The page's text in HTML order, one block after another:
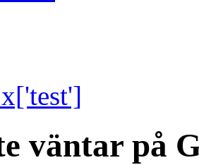
väntar på